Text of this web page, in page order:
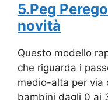
5.Peg
novità
Questo modello
che riguarda i
medio-alta per via
bambini dagli 0 ai